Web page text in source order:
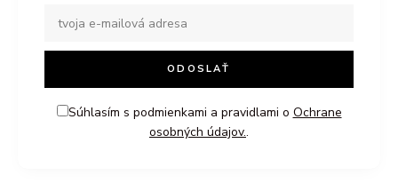
Súhlasím s podmienkami a pravidlami o Ochrane
osobných údajov..